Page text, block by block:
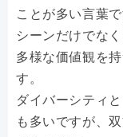
ことが多い言葉
シーンだけでな
多様な価値観を
す。
ダイバーシティ
も多いですが、